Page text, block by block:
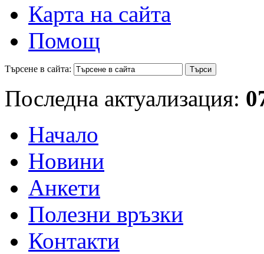
Карта на сайта
Помощ
Търсене в сайта:
Последна актуализация:
Начало
Новини
Анкети
Полезни връзки
Контакти